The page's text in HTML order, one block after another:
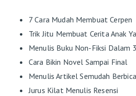
7 Cara Mudah Membuat Cerpen
Trik Jitu Membuat Cerita Anak
Menulis Buku Non-Fiksi Dalam
Cara Bikin Novel Sampai Final
Menulis Artikel Semudah
Jurus Kilat Menulis Resensi